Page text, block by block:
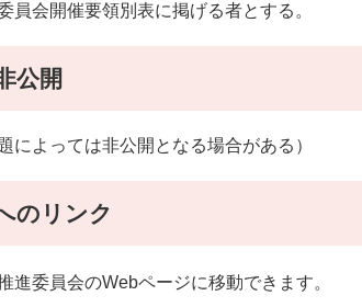
員会開催要領別表に掲げる者とする。
公開
よっては非公開となる場合がある）
のリンク
進委員会のWebページに移動できます。